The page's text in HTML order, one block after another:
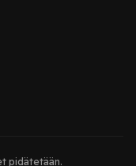
pidätetään.